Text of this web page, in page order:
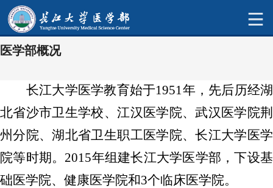
医学部概况
长江大学医学教育始于1951年，先后历经湖
北省沙市卫生学校、江汉医学院、武汉医学院荆
州分院、湖北省卫生职工医学院、长江大学医学
院等时期。2015年组建长江大学医学部，下设基
础医学院、健康医学院和3个临床医学院。